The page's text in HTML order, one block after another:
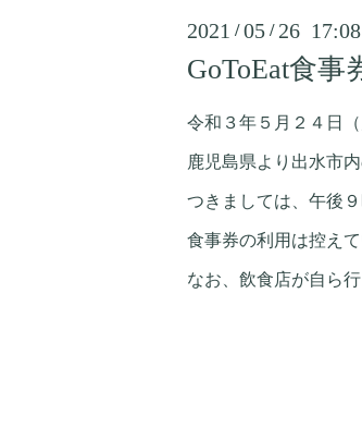
2021 /05 / 26 17:08
GoToEat食
令和３年５月２４日
鹿児島県より出水市
つきましては、午後
食事券の利用は控え
なお、飲食店が自ら